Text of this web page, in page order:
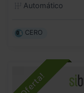
Automático
CERO